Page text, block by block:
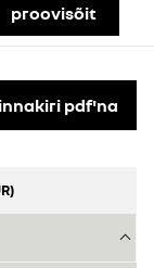
proovisõit
pdf'na